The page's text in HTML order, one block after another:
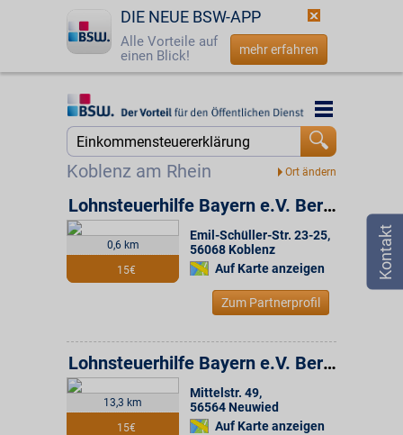
DIE NEUE BSW-APP
Alle Vorteile auf
einen Blick!
mehr erfahren
Startseite
Login
☎ 0800 - 279 25 82
Koblenz am Rhein
Startseite
0,6 km
15€
Lohnsteuerhilfe Bayern e.V. Beratungsstelle
Emil-Schüller-Str. 23-25,
56068 Koblenz
Auf Karte anzeigen
Zum Partnerprofil
13,3 km
15€
Lohnsteuerhilfe Bayern e.V. Beratungsstelle
Mittelstr. 49,
56564 Neuwied
Auf Karte anzeigen